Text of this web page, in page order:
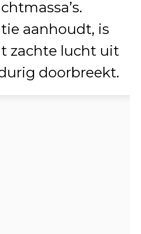
aanhoudt, is
zachte lucht uit
doorbreekt.